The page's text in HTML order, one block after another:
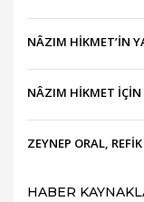
NÂZIM HİKMET’İN
NÂZIM HİKMET İÇİN
ZEYNEP ORAL,
HABER